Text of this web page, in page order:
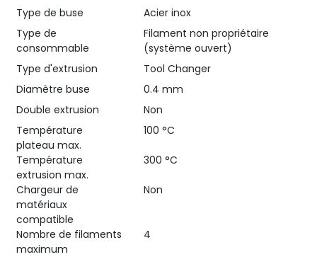
Type de buse
Acier inox
Type de
consommable
Filament non propriétaire
(système ouvert)
Type d'extrusion
Tool Changer
Diamètre buse
0.4 mm
Double extrusion
Non
Température
plateau max.
100 °C
Température
extrusion max.
300 °C
Chargeur de
matériaux
compatible
Non
Nombre de filaments
maximum
4